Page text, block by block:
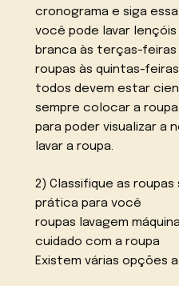
cronograma e siga
você pode lavar
branca às terças-
roupas às quintas-
todos devem estar
sempre colocar a
para poder visualizar a
lavar a roupa.
2) Classifique as roupas
prática para você
roupas lavagem
cuidado com a roupa
Existem várias opções